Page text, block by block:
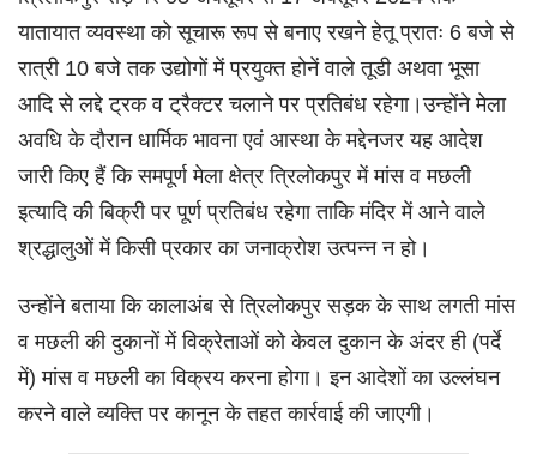
यातायात व्यवस्था को सूचारू रूप से बनाए रखने हेतू प्रातः 6 बजे से
रात्री 10 बजे तक उद्योगों में प्रयुक्त होनें वाले तूडी अथवा भूसा
आदि से लद्दे ट्रक व ट्रैक्टर चलाने पर प्रतिबंध रहेगा।उन्होंने मेला
अवधि के दौरान धार्मिक भावना एवं आस्था के मद्देनजर यह आदेश
जारी किए हैं कि समपूर्ण मेला क्षेत्र त्रिलोकपुर में मांस व मछली
इत्यादि की बिक्री पर पूर्ण प्रतिबंध रहेगा ताकि मंदिर में आने वाले
श्रद्धालुओं में किसी प्रकार का जनाक्रोश उत्पन्न न हो।
उन्होंने बताया कि कालाअंब से त्रिलोकपुर सड़क के साथ लगती मांस
व मछली की दुकानों में विक्रेताओं को केवल दुकान के अंदर ही (पर्दे
में) मांस व मछली का विक्रय करना होगा। इन आदेशों का उल्लंघन
करने वाले व्यक्ति पर कानून के तहत कार्रवाई की जाएगी।